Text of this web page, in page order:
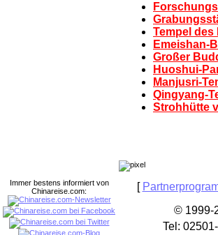
Tempel des
Emeishan-
Großer
Huoshui-
Manjusri-
Qingyang-
Strohhütte
[
© 1999-
Tel:
Immer bestens informiert von
Chinareise.com: